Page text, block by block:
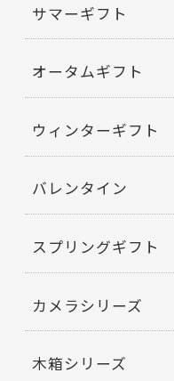
サマーギフト
オータムギフト
ウィンターギフト
バレンタイン
スプリングギフト
カメラシリーズ
木箱シリーズ